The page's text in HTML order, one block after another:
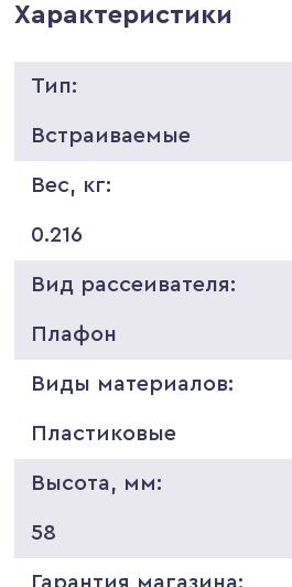
Характеристики
Тип:
Встраиваемые
Вес, кг:
0.216
Вид рассеивателя:
Плафон
Виды материалов:
Пластиковые
Высота, мм:
58
Гарантия магазина: